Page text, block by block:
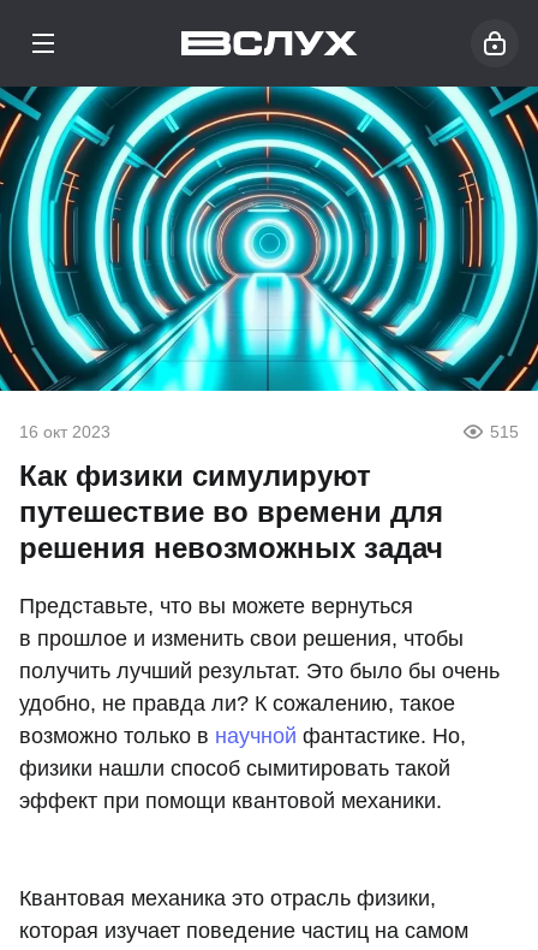
16 окт 2023 515
Как физики симулируют
путешествие во времени для
решения невозможных задач
Представьте, что вы можете вернуться
в прошлое и изменить свои решения, чтобы
получить лучший результат. Это было бы очень
удобно, не правда ли? К сожалению, такое
возможно только в научной фантастике. Но,
физики нашли способ сымитировать такой
эффект при помощи квантовой механики.
Квантовая механика это отрасль физики,
которая изучает поведение частиц на самом